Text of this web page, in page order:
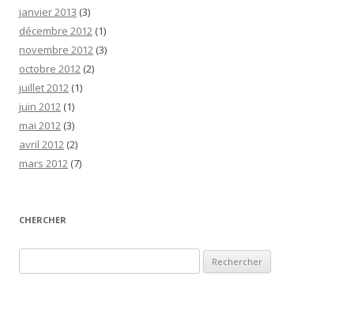
janvier 2013 (3)
décembre 2012 (1)
novembre 2012 (3)
octobre 2012 (2)
juillet 2012 (1)
juin 2012 (1)
mai 2012 (3)
avril 2012 (2)
mars 2012 (7)
CHERCHER